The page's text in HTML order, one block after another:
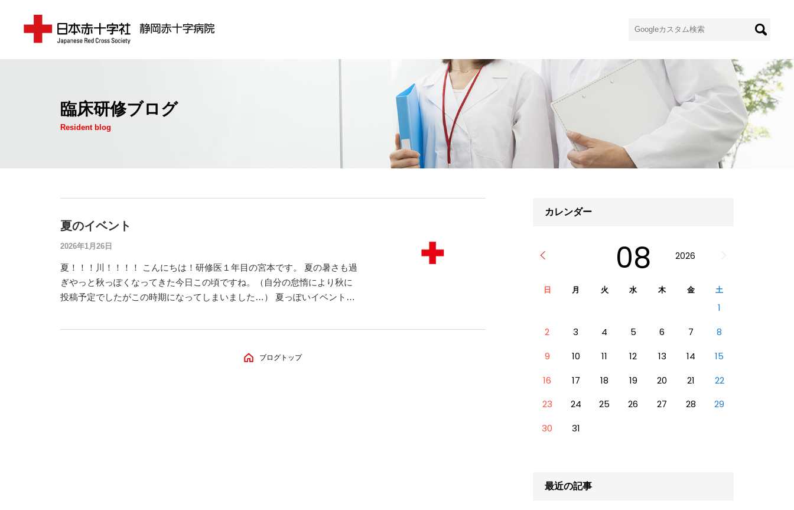
臨床研修ブログ
Resident blog
夏のイベント
2026年1月26日
夏！！！川！！！！ こんにちは！研修医１年目の宮本です。 夏の暑さも過
ぎやっと秋っぽくなってきた今日この頃ですね。（自分の怠惰により秋に
投稿予定でしたがこの時期になってしまいました…） 夏っぽいイベントと
ブログトップ
カレンダー
08 2026
日 月 火 水 木 金 土
1
2
3 4 5 6 7
8
9
10 11 12 13 14
15
16
17 18 19 20 21
22
23
24 25 26 27 28
29
30
31
最近の記事